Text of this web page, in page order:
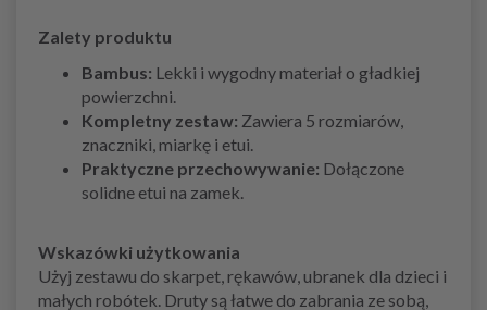
Zalety produktu
Bambus: Lekki i wygodny materiał o gładkiej
powierzchni.
Kompletny zestaw: Zawiera 5 rozmiarów,
znaczniki, miarkę i etui.
Praktyczne przechowywanie: Dołączone
solidne etui na zamek.
Wskazówki użytkowania
Użyj zestawu do skarpet, rękawów, ubranek dla dzieci i
małych robótek. Druty są łatwe do zabrania ze sobą,